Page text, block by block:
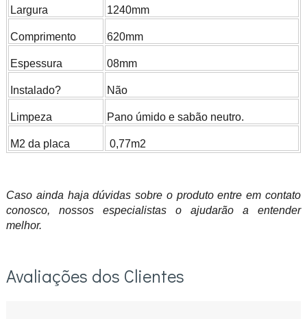
Largura 1240mm
Comprimento 620mm
Espessura 08mm
Instalado? Não
Limpeza Pano úmido e sabão neutro.
M2 da placa 0,77m2
Caso ainda haja dúvidas sobre o produto entre em contato
conosco, nossos especialistas o ajudarão a entender
melhor.
Avaliações dos Clientes